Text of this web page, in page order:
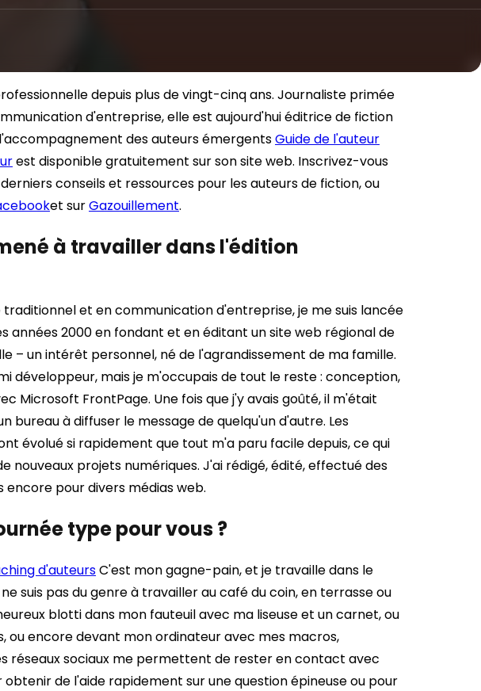
depuis plus de vingt-cinq ans. Journaliste primée
d'entreprise, elle est aujourd'hui éditrice de fiction
des auteurs émergentsGuide de l'auteur
est disponible gratuitement sur son site web. Inscrivez-vous
conseils et ressources pour les auteurs de fiction, ou
et surGazouillement.
à travailler dans l'édition
et en communication d'entreprise, je me suis lancée
années 2000 en fondant et en éditant un site web régional de
– un intérêt personnel, né de l'agrandissement de ma famille.
développeur, mais je m'occupais de tout le reste : conception,
Microsoft FrontPage. Une fois que j'y avais goûté, il m'était
bureau à diffuser le message de quelqu'un d'autre. Les
évolué si rapidement que tout m'a paru facile depuis, ce qui
nouveaux projets numériques. J'ai rédigé, édité, effectué des
pour divers médias web.
type pour vous ?
d'auteursC'est mon gagne-pain, et je travaille dans le
suis pas du genre à travailler au café du coin, en terrasse ou
blotti dans mon fauteuil avec ma liseuse et un carnet, ou
ou encore devant mon ordinateur avec mes macros,
réseaux sociaux me permettent de rester en contact avec
de l'aide rapidement sur une question épineuse ou pour